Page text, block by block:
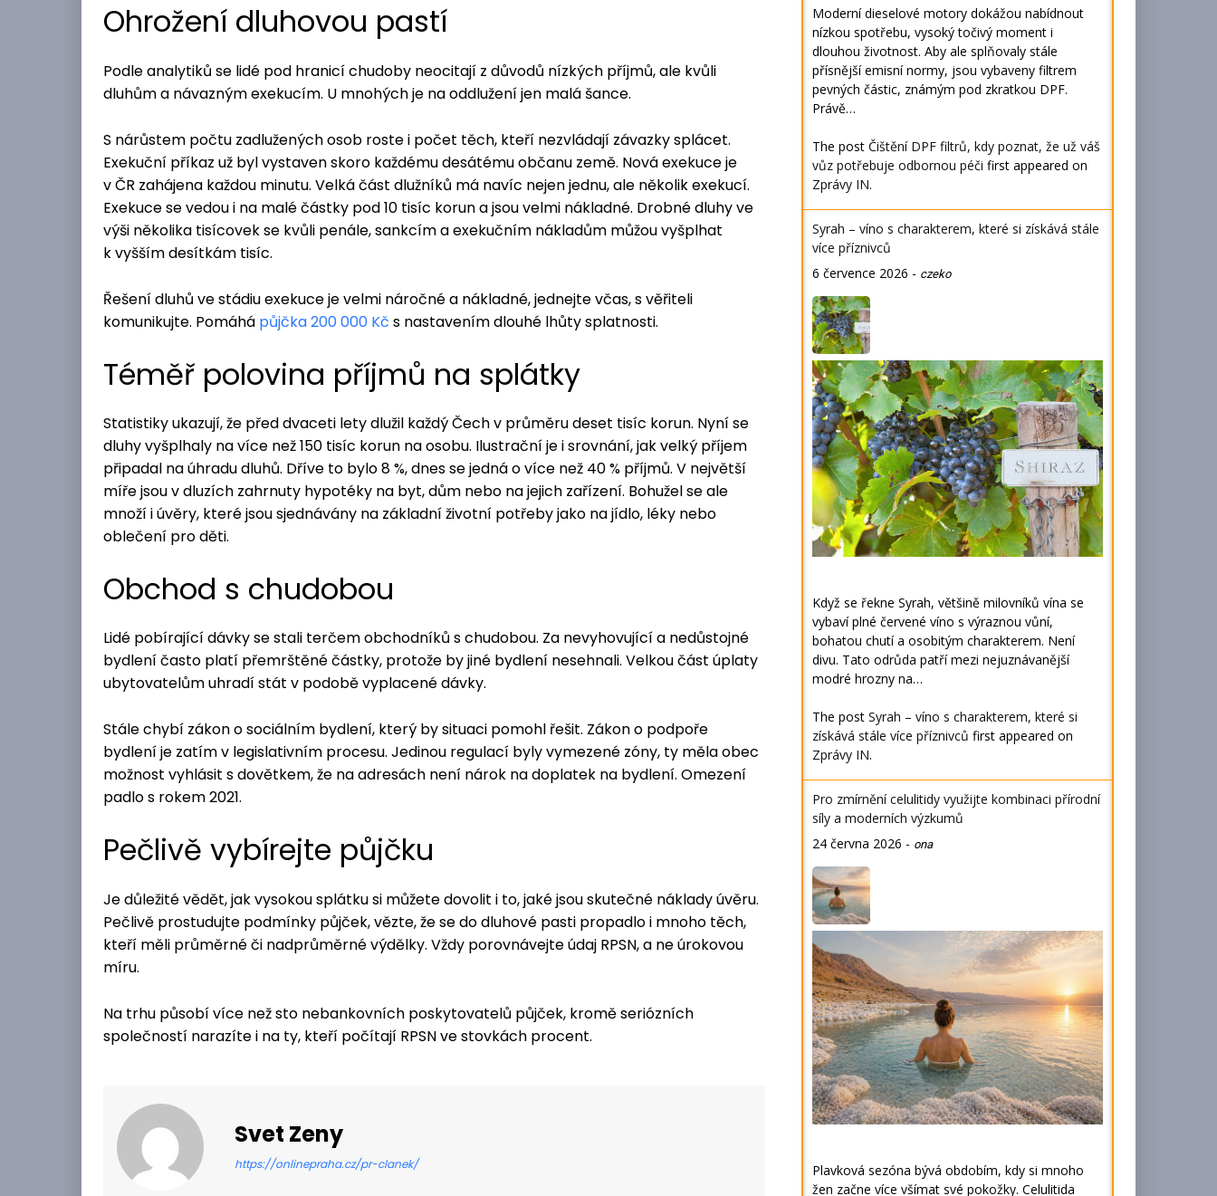
Ohrožení dluhovou pastí
Podle analytiků se lidé pod hranicí chudoby neocitají z důvodů nízkých příjmů, ale kvůli
dluhům a návazným exekucím. U mnohých je na oddlužení jen malá šance.
S nárůstem počtu zadlužených osob roste i počet těch, kteří nezvládají závazky splácet.
Exekuční příkaz už byl vystaven skoro každému desátému občanu země. Nová exekuce je
v ČR zahájena každou minutu. Velká část dlužníků má navíc nejen jednu, ale několik exekucí.
Exekuce se vedou i na malé částky pod 10 tisíc korun a jsou velmi nákladné. Drobné dluhy ve
výši několika tisícovek se kvůli penále, sankcím a exekučním nákladům můžou vyšplhat
k vyšším desítkám tisíc.
Řešení dluhů ve stádiu exekuce je velmi náročné a nákladné, jednejte včas, s věřiteli
komunikujte. Pomáhá půjčka 200 000 Kč s nastavením dlouhé lhůty splatnosti.
Téměř polovina příjmů na splátky
Statistiky ukazují, že před dvaceti lety dlužil každý Čech v průměru deset tisíc korun. Nyní se
dluhy vyšplhaly na více než 150 tisíc korun na osobu. Ilustrační je i srovnání, jak velký příjem
připadal na úhradu dluhů. Dříve to bylo 8 %, dnes se jedná o více než 40 % příjmů. V největší
míře jsou v dluzích zahrnuty hypotéky na byt, dům nebo na jejich zařízení. Bohužel se ale
množí i úvěry, které jsou sjednávány na základní životní potřeby jako na jídlo, léky nebo
oblečení pro děti.
Obchod s chudobou
Lidé pobírající dávky se stali terčem obchodníků s chudobou. Za nevyhovující a nedůstojné
bydlení často platí přemrštěné částky, protože by jiné bydlení nesehnali. Velkou část úplaty
ubytovatelům uhradí stát v podobě vyplacené dávky.
Stále chybí zákon o sociálním bydlení, který by situaci pomohl řešit. Zákon o podpoře
bydlení je zatím v legislativním procesu. Jedinou regulací byly vymezené zóny, ty měla obec
možnost vyhlásit s dovětkem, že na adresách není nárok na doplatek na bydlení. Omezení
padlo s rokem 2021.
Pečlivě vybírejte půjčku
Je důležité vědět, jak vysokou splátku si můžete dovolit i to, jaké jsou skutečné náklady úvěru.
Pečlivě prostudujte podmínky půjček, vězte, že se do dluhové pasti propadlo i mnoho těch,
kteří měli průměrné či nadprůměrné výdělky. Vždy porovnávejte údaj RPSN, a ne úrokovou
míru.
Na trhu působí více než sto nebankovních poskytovatelů půjček, kromě seriózních
společností narazíte i na ty, kteří počítají RPSN ve stovkách procent.
Svet Zeny
https://onlinepraha.cz/pr-clanek/
Moderní dieselové motory dokážou nabídnout
nízkou spotřebu, vysoký točivý moment i
dlouhou životnost. Aby ale splňovaly stále
přísnější emisní normy, jsou vybaveny filtrem
pevných částic, známým pod zkratkou DPF.
Právě…
The post Čištění DPF filtrů, kdy poznat, že už váš
vůz potřebuje odbornou péči first appeared on
Zprávy IN.
Syrah – víno s charakterem, které si získává stále
více příznivců
6 července 2026 - czeko
Když se řekne Syrah, většině milovníků vína se
vybaví plné červené víno s výraznou vůní,
bohatou chutí a osobitým charakterem. Není
divu. Tato odrůda patří mezi nejuznávanější
modré hrozny na…
The post Syrah – víno s charakterem, které si
získává stále více příznivců first appeared on
Zprávy IN.
Pro zmírnění celulitidy využijte kombinaci přírodní
síly a moderních výzkumů
24 června 2026 - ona
Plavková sezóna bývá obdobím, kdy si mnoho
žen začne více všímat své pokožky. Celulitida